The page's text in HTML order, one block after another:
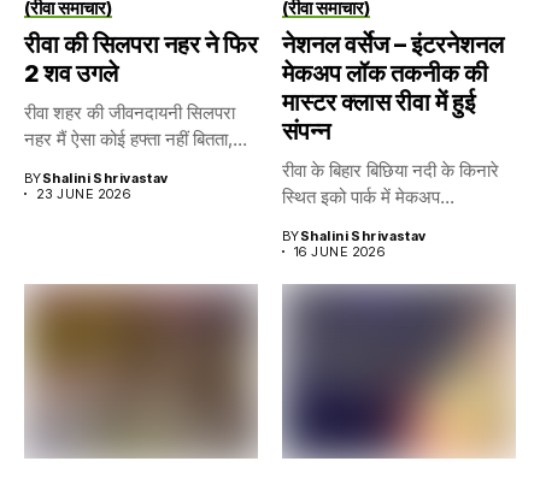
(रीवा समाचार)
रीवा की सिलपरा नहर ने फिर
2 शव उगले
रीवा शहर की जीवनदायनी सिलपरा
नहर मैं ऐसा कोई हफ्ता नहीं बितता,...
BYShalini Shrivastav
23 JUNE 2026
(रीवा समाचार)
नेशनल वर्सेज – इंटरनेशनल
मेकअप लॉक तकनीक की
मास्टर क्लास रीवा में हुई
संपन्न
रीवा के बिहार बिछिया नदी के किनारे
स्थित इको पार्क में मेकअप...
BYShalini Shrivastav
16 JUNE 2026